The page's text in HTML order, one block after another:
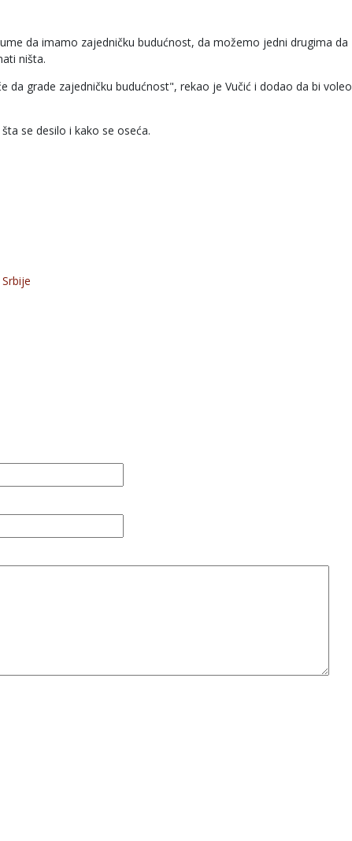
da imamo zajedničku budućnost, da možemo jedni drugima da
ništa.
da grade zajedničku budućnost", rekao je Vučić i dodao da bi voleo
se desilo i kako se oseća.